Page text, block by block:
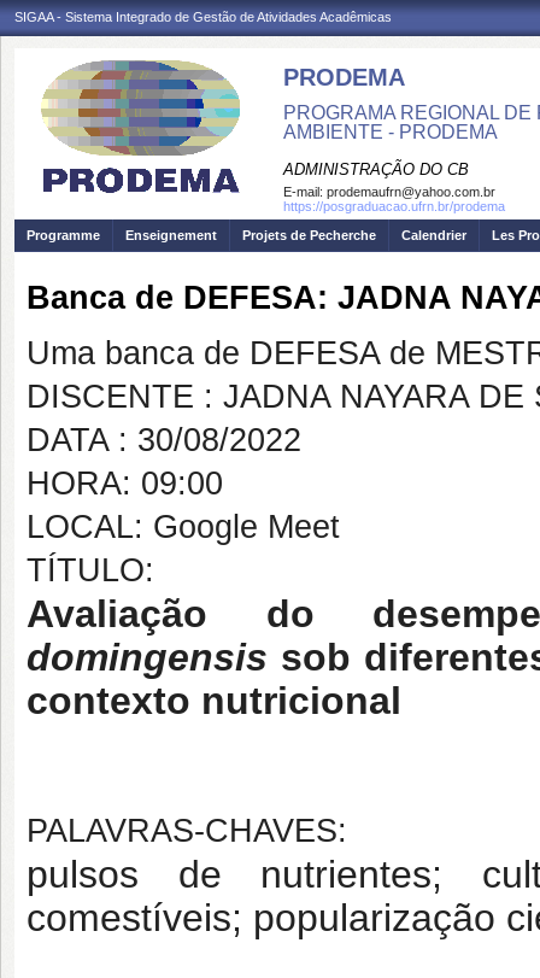
SIGAA - Sistema Integrado de Gestão de Atividades Acadêmicas
PRODEMA
PROGRAMA REGIONAL
AMBIENTE - PRODEMA
ADMINISTRAÇÃO DO CB
E-mail: prodemaufrn@yahoo.com.br
https://posgraduacao.ufrn.br/prodema
Programme
Enseignement Projets de Pecherche Calendrier Les
Banca de DEFESA: JADNA
Uma banca de DEFESA de
DISCENTE : JADNA NAYARA DE
DATA : 30/08/2022
HORA: 09:00
LOCAL: Google Meet
TÍTULO:
Avaliação do
domingensis sob
contexto nutricional
PALAVRAS-CHAVES:
pulsos de nutrientes;
comestíveis; popularização